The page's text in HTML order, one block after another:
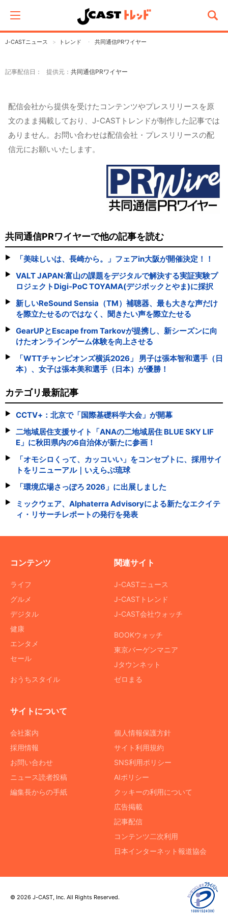
J-CASTニュース トレンド 共同通信PRワイヤー
記事配信日： 提供元： 共同通信PRワイヤー
配信会社から提供を受けたコンテンツやプレスリリースを原
文のまま掲載しており、J-CASTトレンドが制作した記事では
ありません。お問い合わせは配信会社・プレスリリースの配
信元にお願いいたします。
共同通信PRワイヤーで他の記事を読む
「美味しいは、長崎から。」フェアin大阪が開催決定！！
VALT JAPAN:富山の課題をデジタルで解決する実証実験プ
ロジェクトDigi-PoC TOYAMA(デジポックとやま)に採択
新しいReSound Sensia（TM）補聴器、最も大きな声だけ
を際立たせるのではなく、聞きたい声を際立たせる
GearUPとEscape from Tarkovが提携し、新シーズンに向
けたオンラインゲーム体験を向上させる
「WTTチャンピオンズ横浜2026」 男子は張本智和選手（日
本）、女子は張本美和選手（日本）が優勝！
カテゴリ最新記事
CCTV+：北京で「国際基礎科学大会」が開幕
二地域居住支援サイト「ANAの二地域居住 BLUE SKY LIF
E」に秋田県内の6自治体が新たに参画！
「オモシロくって、カッコいい」をコンセプトに、採用サイ
トをリニューアル｜いえらぶ琉球
「環境広場さっぽろ 2026」に出展しました
ミックウェア、Alphaterra Advisoryによる新たなエクイテ
ィ・リサーチレポートの発行を発表
コンテンツ
ライフ
グルメ
デジタル
健康
エンタメ
セール
おうちスタイル
関連サイト
J-CASTニュース
J-CASTトレンド
J-CAST会社ウォッチ
BOOKウォッチ
東京バーゲンマニア
Jタウンネット
ゼロまる
サイトについて
会社案内
採用情報
お問い合わせ
ニュース読者投稿
編集長からの手紙
個人情報保護方針
サイト利用規約
SNS利用ポリシー
AIポリシー
クッキーの利用について
広告掲載
記事配信
コンテンツ二次利用
日本インターネット報道協会
© 2026 J-CAST, Inc. All Rights Reserved.